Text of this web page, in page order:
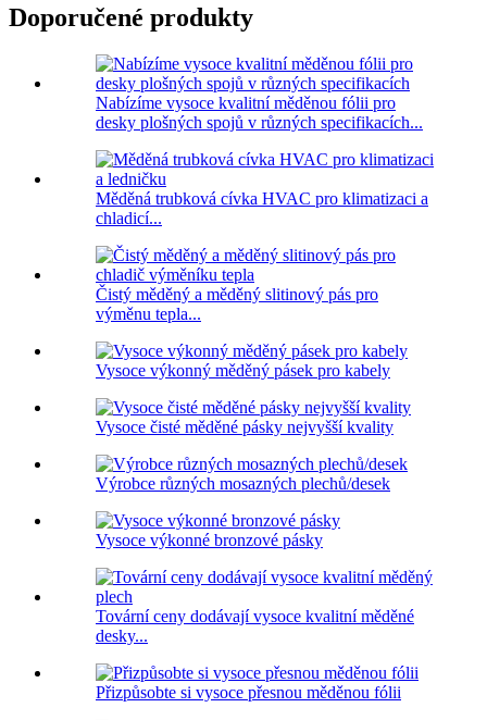
Doporučené produkty
Nabízíme vysoce kvalitní měděnou fólii pro
desky plošných spojů v různých specifikacích...
Měděná trubková cívka HVAC pro klimatizaci a
chladicí...
Čistý měděný a měděný slitinový pás pro
výměnu tepla...
Vysoce výkonný měděný pásek pro kabely
Vysoce čisté měděné pásky nejvyšší kvality
Výrobce různých mosazných plechů/desek
Vysoce výkonné bronzové pásky
Tovární ceny dodávají vysoce kvalitní měděné
desky...
Přizpůsobte si vysoce přesnou měděnou fólii